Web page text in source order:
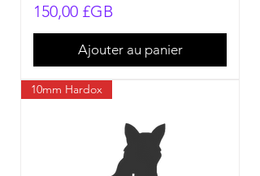
Prix
150,00 £GB
Ajouter au panier
10mm Hardox